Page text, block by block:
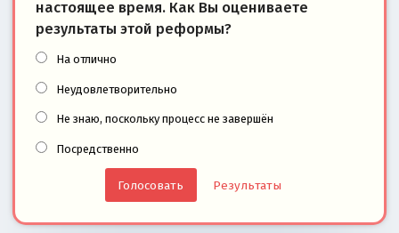
настоящее время. Как Вы оцениваете
результаты этой реформы?
На отлично
Неудовлетворительно
Не знаю, поскольку процесс не завершён
Посредственно
Результаты